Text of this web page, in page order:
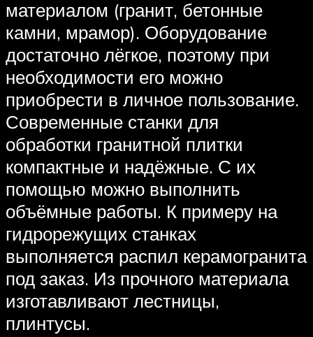
материалом (гранит, бетонные
камни, мрамор). Оборудование
достаточно лёгкое, поэтому при
необходимости его можно
приобрести в личное пользование.
Современные станки для
обработки гранитной плитки
компактные и надёжные. С их
помощью можно выполнить
объёмные работы. К примеру на
гидрорежущих станках
выполняется распил керамогранита
под заказ. Из прочного материала
изготавливают лестницы,
плинтусы.